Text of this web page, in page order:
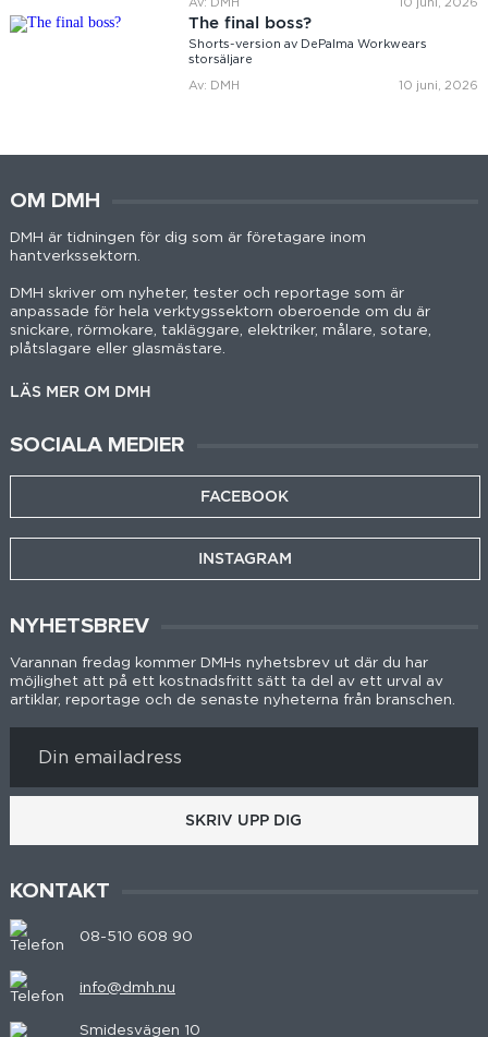
Av: DMH 10 juni, 2026
The final boss?
Shorts-version av DePalma Workwears
storsäljare
Av: DMH 10 juni, 2026
OM DMH
DMH är tidningen för dig som är företagare inom
hantverkssektorn.
DMH skriver om nyheter, tester och reportage som är
anpassade för hela verktygssektorn oberoende om du är
snickare, rörmokare, takläggare, elektriker, målare, sotare,
plåtslagare eller glasmästare.
LÄS MER OM DMH
SOCIALA MEDIER
FACEBOOK
INSTAGRAM
NYHETSBREV
Varannan fredag kommer DMHs nyhetsbrev ut där du har
möjlighet att på ett kostnadsfritt sätt ta del av ett urval av
artiklar, reportage och de senaste nyheterna från branschen.
SKRIV UPP DIG
KONTAKT
08-510 608 90
info@dmh.nu
Smidesvägen 10